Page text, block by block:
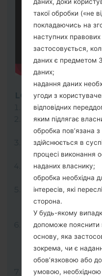
LG Flash Tool 2014
Завантажте на
Далі
прошивки KDZ.
LG
публікації
Тепер вимкніть
"Download" режим.
Для цього
збільшення
USB-кабель.
Відкрийте
виберіть файл
файл прошивки
"CDMA" та
У наступному
такої обробки («не
покладаючись на
наступних
застосовується,
даних є предметом
даних;
надання даних
угоди з
відповідних
яким підлягає
обробка пов’язана
здійснюється в
процесі виконання
наданих власнику;
обробка необхідна
інтересів, які
сторона.
У будь-якому
допоможе пояснити
основу, яка
зокрема, чи є
обов’язковою або
умовою,